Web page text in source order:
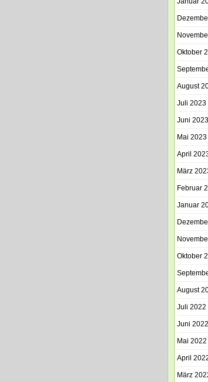
Oktober
August
Juli 2023
Juni 2023
Mai 2023
April
März
Februar
Januar
Oktober
August
Juli 2022
Juni 2022
Mai 2022
April
März